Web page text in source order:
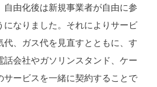
自由化後は新規事業者が自由に参
になりました。それによりサービ
代、ガス代を見直すとともに、す
話会社やガソリンスタンド、ケー
サービスを一緒に契約することで